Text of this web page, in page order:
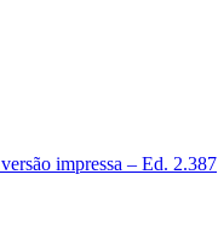
impressa – Ed. 2.387